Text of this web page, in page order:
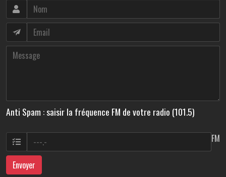
Anti Spam : saisir la fréquence FM de votre radio (101.5)
FM
Envoyer